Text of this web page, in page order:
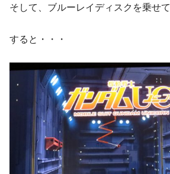
そして、ブルーレイディスクを乗せ
すると・・・